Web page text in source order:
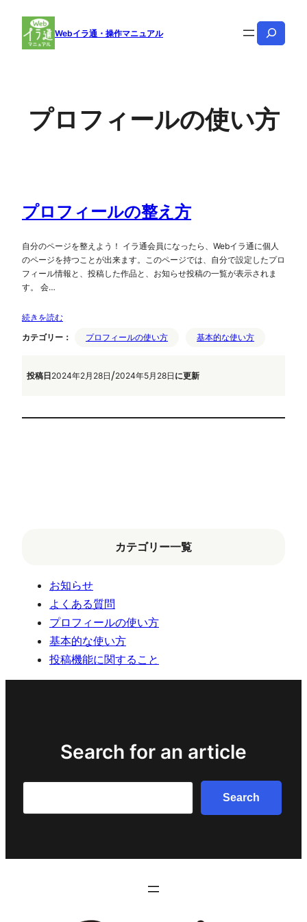
Webイラ通・操作マニュアル
索
プロフィールの使い方
プロフィールの整え方
自分のページを整えよう！ イラ通会員になったら、Webイラ通に個人
のページを持つことが出来ます。このページでは、自分で設定したプロ
フィール情報と、投稿した作品と、お知らせ投稿の一覧が表示されま
す。 会…
続きを読む
カテゴリー：
プロフィールの使い方 基本的な使い方
投稿日2024年2月28日 /2024年5月28日 に更新
カテゴリー一覧
お知らせ
よくある質問
プロフィールの使い方
基本的な使い方
投稿機能に関すること
Search for an article
Search